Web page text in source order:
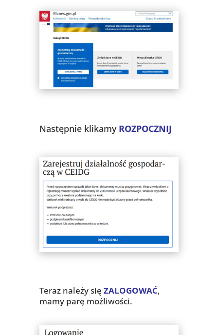
Następnie klikamy ROZPOCZNIJ
Teraz należy się ZALOGOWAĆ,
mamy parę możliwości.